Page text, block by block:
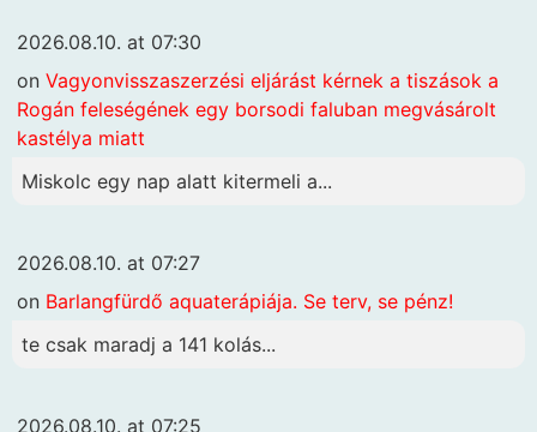
2026.08.10. at 07:30
on Vagyonvisszaszerzési eljárást kérnek a tiszások a
Rogán feleségének egy borsodi faluban megvásárolt
kastélya miatt
Miskolc egy nap alatt kitermeli a...
2026.08.10. at 07:27
on Barlangfürdő aquaterápiája. Se terv, se pénz!
te csak maradj a 141 kolás...
2026.08.10. at 07:25